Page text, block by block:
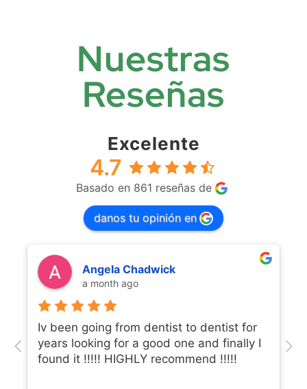
Nuestras
Reseñas
Excelente
4.7
Basado en 861 reseñas de
danos tu opinión en
Angela Chadwick
a month ago
Iv been going from dentist to dentist for
years looking for a good one and finally I
found it !!!!! HIGHLY recommend !!!!!